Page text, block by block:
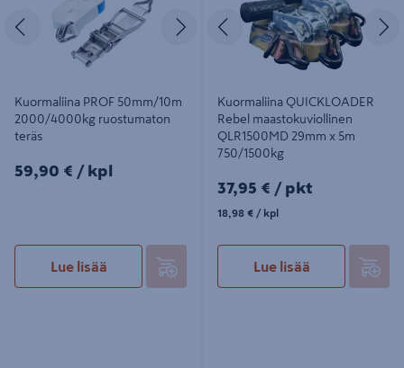
Edellinen Seuraava
Kuormaliina PROF 50mm/10m
2000/4000kg ruostumaton
teräs
59,90€/kpl
59,90 € / kpl
Lue lisää
Edellinen
Kuormaliina QUICKLOADER
Rebel maastokuviollinen
QLR1500MD 29mm x 5m
750/1500kg
37,95€/pkt
37,95 € / pkt
18,98€/kpl
18,98 € / kpl
Lue lisää